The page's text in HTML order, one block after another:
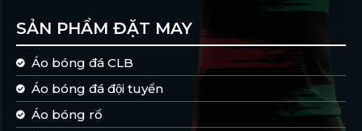
SẢN PHẨM ĐẶT MAY
Áo bóng đá CLB
Áo bóng đá đội tuyển
Áo bóng rổ